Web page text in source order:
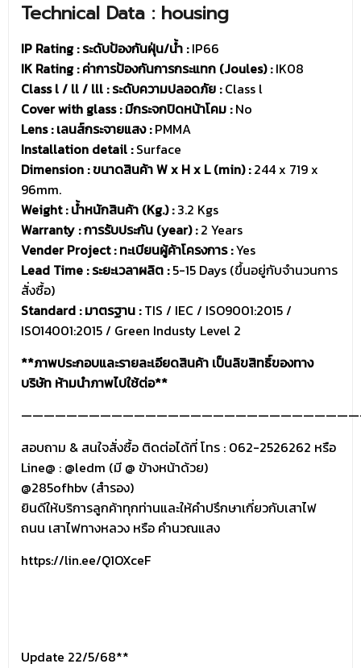
Technical Data : housing
IP Rating : ระดับป้องกันฝุ่น/น้ำ :IP66
IK Rating : ค่าการป้องกันการกระแทก (Joules) :IK08
Class l / ll / lll : ระดับความปลอดภัย :Class l
Cover with glass : มีกระจกปิดหน้าโคม :No
Lens : เลนส์กระจายแสง :PMMA
Installation detail :Surface
Dimension : ขนาดสินค้า W x H x L (min) :244 x 719 x
96mm.
Weight : น้ำหนักสินค้า (Kg.) :3.2 Kgs
Warranty : การรับประกัน (year) :2 Years
Vender Project : ทะเบียนผู้ค้าโครงการ :Yes
Lead Time : ระยะเวลาผลิต :5-15 Days (ขึ้นอยู่กับจำนวนการ
สั่งซื้อ)
Standard : มาตรฐาน :TIS / IEC / ISO9001:2015 /
ISO14001:2015 / Green Industy Level 2
**ภาพประกอบและรายละเอียดสินค้า เป็นลิขสิทธิ์ของทาง
บริษัท ห้ามนำภาพไปใช้ต่อ**
สอบถาม & สนใจสั่งซื้อ ติดต่อได้ที่ โทร : 062-2526262 หรือ
Line@ : @ledm (มี @ ข้างหน้าด้วย)
@285ofhbv (สำรอง)
ยินดีให้บริการลูกค้าทุกท่านและให้คำปรึกษาเกี่ยวกับเสาไฟ
ถนน เสาไฟทางหลวง หรือ คำนวณแสง
https://lin.ee/Q1OXceF
Update 22/5/68**